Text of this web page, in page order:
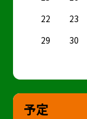
22
23
29
30
予定